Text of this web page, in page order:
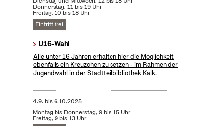
Donnerstag, 11 bis 19 Uhr
Freitag, 10 bis 18 Uhr
Eintritt frei
U16-Wahl
Alle unter 16 Jahren erhalten hier die Möglichkeit
ebenfalls ein Kreuzchen zu setzen - im Rahmen der
Jugendwahl in der Stadtteilbibliothek Kalk.
4.9. bis6.10.2025
Montag bis Donnerstag, 9 bis 15 Uhr
Freitag, 9 bis 13 Uhr